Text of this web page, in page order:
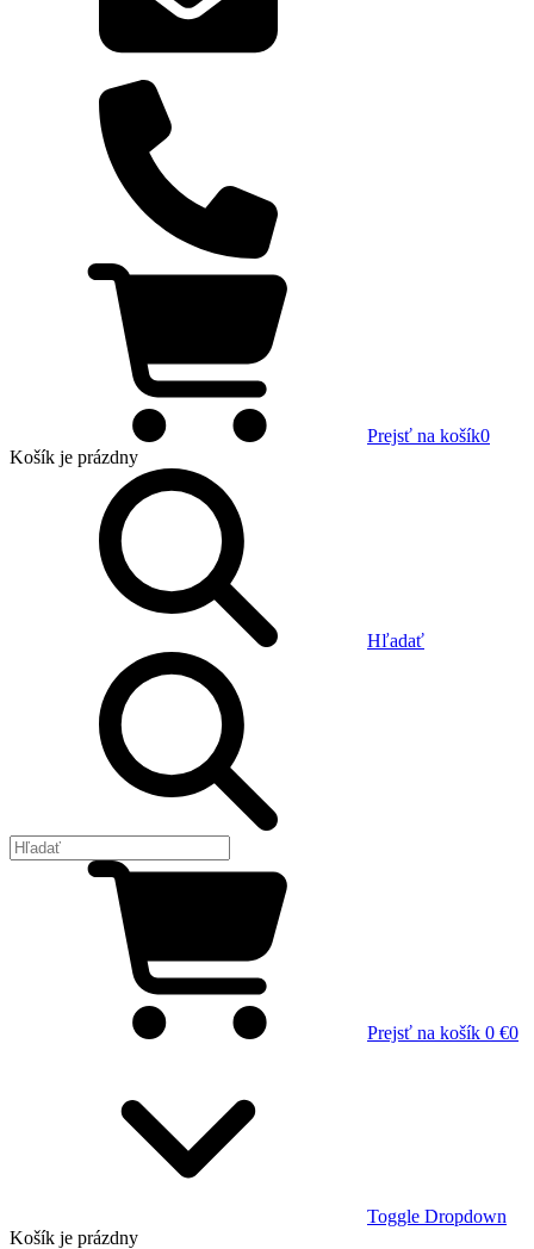
Prejsť na košík0
Košík je prázdny
Hľadať
Prejsť na košík 0 €0
Toggle Dropdown
Košík je prázdny